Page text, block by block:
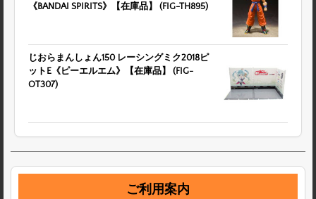
《BANDAI SPIRITS》【在庫品】 (FIG-TH895)
じおらまんしょん150 レーシングミク2018ピ
ットE《ピーエルエム》【在庫品】 (FIG-
OT307)
ご利用案内